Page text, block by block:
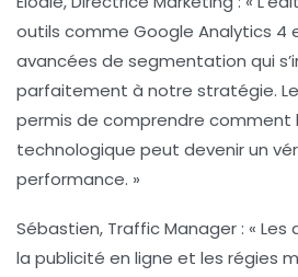
outils comme Google Analytics 4
avancées de segmentation qui
parfaitement à notre stratégie.
permis de comprendre comment
technologique peut devenir un
performance. »
Sébastien, Traffic Manager : « Les
la publicité en ligne et les régies